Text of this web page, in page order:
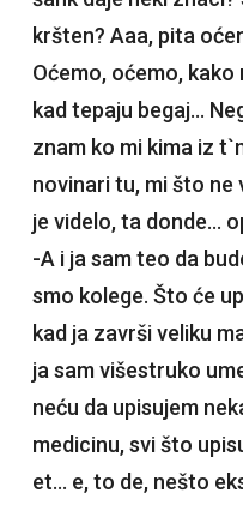
kršten? Aaa, pita
Oćemo, oćemo, kako
kad tepaju begaj…
znam ko mi kima iz
novinari tu, mi što ne
je videlo, ta donde…
-A i ja sam teo da
smo kolege. Što će
kad ja završi veliku
ja sam višestruko
neću da upisujem
medicinu, svi što
et… e, to de, nešto